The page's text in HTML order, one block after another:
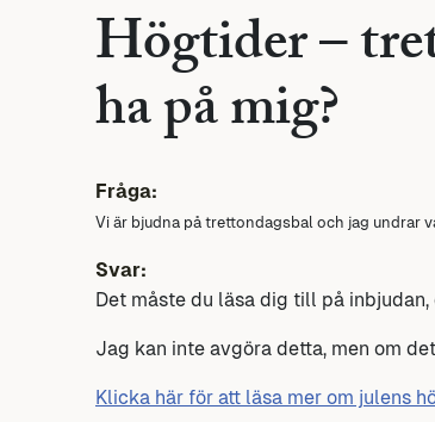
Högtider –
ha på mig?
Fråga:
Vi är bjudna på trettondagsbal och jag undrar
Svar:
Det måste du läsa dig till på
Jag kan inte avgöra detta, men om
Klicka här för att läsa mer om julens